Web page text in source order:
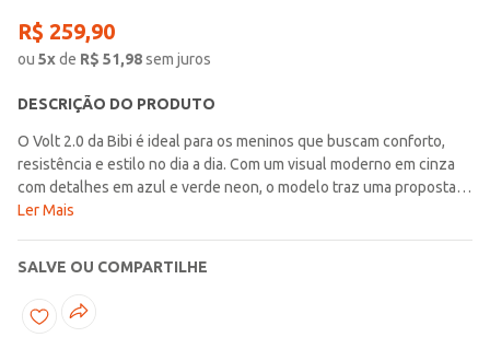
R$ 259,90
ou 5xde R$ 51,98sem juros
DESCRIÇÃO DO PRODUTO
O Volt 2.0 da Bibi é ideal para os meninos que buscam conforto,
resistência e estilo no dia a dia. Com um visual moderno em cinza
com detalhes em azul e verde neon, o modelo traz uma proposta
esportiva e cheia de energia para acompanhar todas as aventuras.
total conforto. Seu design funcional facilita o calce, tornando a
rotina mais prática para os pequenos. Destaques que fazem
acontecer: Modelo com calce fácil, ideal para mais praticidade e
Ler Mais
SALVE OU COMPARTILHE